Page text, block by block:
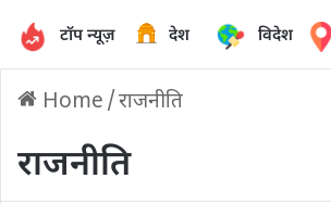
टॉप न्यूज़ देश विदेश
Home /राजनीति
राजनीति